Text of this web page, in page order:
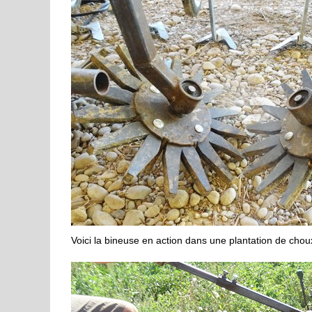
Voici la bineuse en action dans une plantation de